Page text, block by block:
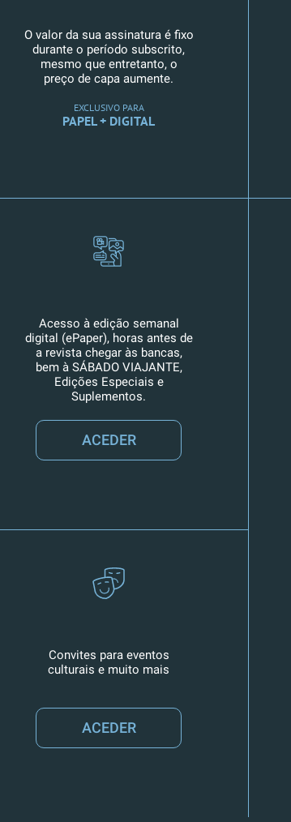
O valor da sua assinatura é fixo
durante o período subscrito,
mesmo que entretanto, o
preço de capa aumente.
EXCLUSIVO PARA
PAPEL + DIGITAL
Acesso à edição semanal
digital (ePaper), horas antes de
a revista chegar às bancas,
bem à SÁBADO VIAJANTE,
Edições Especiais e
Suplementos.
ACEDER
Convites para eventos
culturais e muito mais
ACEDER